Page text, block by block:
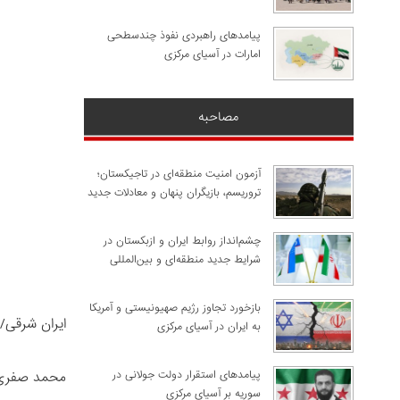
ایران شرقی/
محمد
پیامدهای راهبردی نفوذ چندسطحی
امارات در آسیای مرکزی
مصاحبه
آزمون امنیت منطقه‌ای در تاجیکستان؛
تروریسم، بازیگران پنهان و معادلات جدید
چشم‌انداز روابط ایران و ازبکستان در
شرایط جدید منطقه‌ای و بین‌المللی
​بازخورد تجاوز رژیم صهیونیستی و آمریکا
به ایران در آسیای مرکزی
پیامدهای استقرار دولت جولانی در
سوریه بر آسیای مرکزی